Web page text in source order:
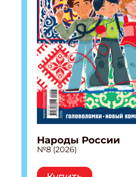
Народы России
№8 (2026)